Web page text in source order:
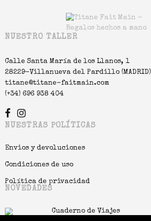
NUESTRO TALLER
Calle Santa María de los Llanos, 1
28229-Villanueva del Pardillo (MADRID)
titane@titane-faitmain.com
(+34) 696 938 404
NUESTRAS POLÍTICAS
Envios y devoluciones
Condiciones de uso
Política de privacidad
NOVEDADES
Cuaderno de Viajes